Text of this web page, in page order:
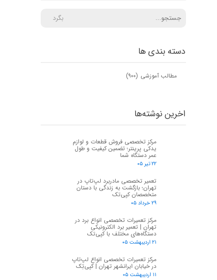
دسته بندی ها
مطالب آموزشی (۹۰۰)
بگرد
اخرین نوشته‌ها
مرکز تخصصی فروش قطعات و لوازم
یدکی پرینتر؛ تضمین کیفیت و طول
عمر دستگاه شما
۲۲ تیر ۰۵
تعمیر تخصصی مادربرد لپ‌تاپ در
تهران؛ بازگشت به زندگی با دستان
متخصصان کپی‌تک
۲۹ خرداد ۰۵
مرکز تعمیرات تخصصی انواع برد در
تهران | تعمیر برد الکترونیکی
دستگاه‌های مختلف با کپی‌تک
۲۱ اردیبهشت ۰۵
مرکز تعمیرات تخصصی انواع لپ‌تاپ
در خیابان ایرانشهر تهران | کپی‌تِک
۱۱ اردیبهشت ۰۵